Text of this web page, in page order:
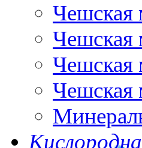
Чешская
Чешская
Чешская
Чешская